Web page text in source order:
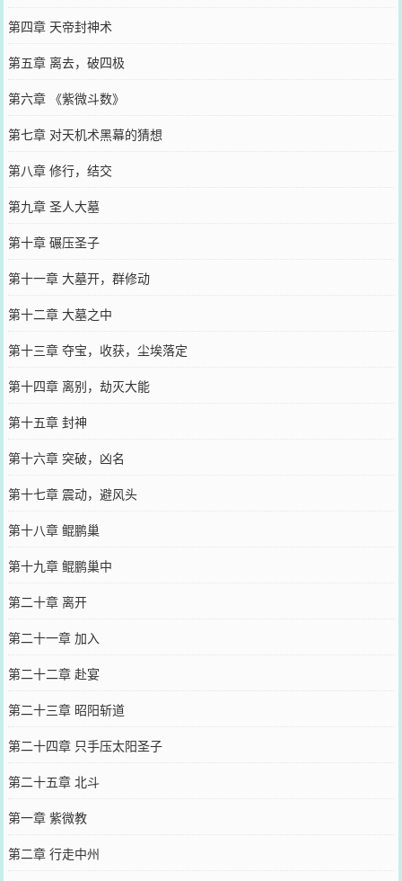
第四章 天帝封神术
第五章 离去，破四极
第六章 《紫微斗数》
第七章 对天机术黑幕的猜想
第八章 修行，结交
第九章 圣人大墓
第十章 碾压圣子
第十一章 大墓开，群修动
第十二章 大墓之中
第十三章 夺宝，收获，尘埃落定
第十四章 离别，劫灭大能
第十五章 封神
第十六章 突破，凶名
第十七章 震动，避风头
第十八章 鲲鹏巢
第十九章 鲲鹏巢中
第二十章 离开
第二十一章 加入
第二十二章 赴宴
第二十三章 昭阳斩道
第二十四章 只手压太阳圣子
第二十五章 北斗
第一章 紫微教
第二章 行走中州